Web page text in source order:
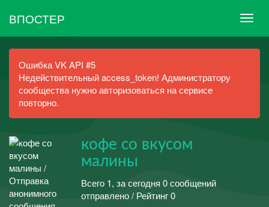
ВПОСТЕР
Ошибка VK API #5
Недействительный access_token! Администратору
сообщества нужно авторизоваться на сервисе
повторно.
кофе со вкусом
малины
Всего 1, за сегодня 0 сообщений
отправлено / Рейтинг 0